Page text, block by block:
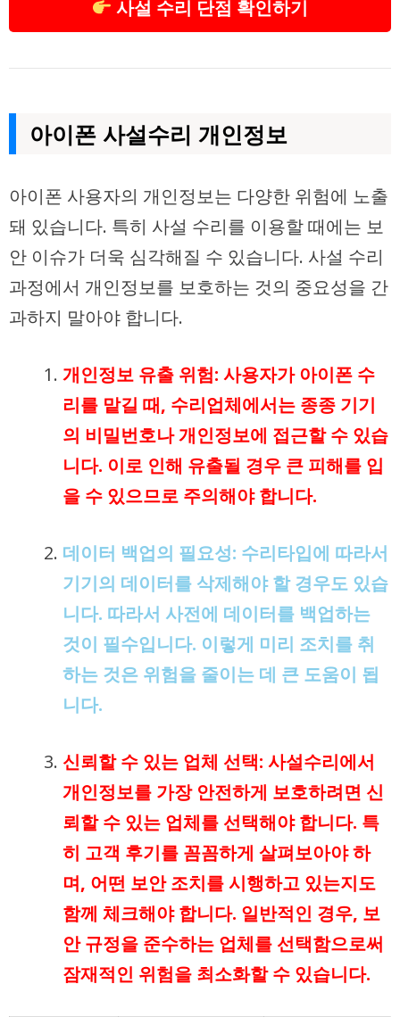
사설 수리 단점 확인하기
아이폰 사설수리 개인정보
아이폰 사용자의 개인정보는 다양한 위험에 노출
돼 있습니다. 특히 사설 수리를 이용할 때에는 보
안 이슈가 더욱 심각해질 수 있습니다. 사설 수리
과정에서 개인정보를 보호하는 것의 중요성을 간
과하지 말아야 합니다.
개인정보 유출 위험: 사용자가 아이폰 수
리를 맡길 때, 수리업체에서는 종종 기기
의 비밀번호나 개인정보에 접근할 수 있습
니다. 이로 인해 유출될 경우 큰 피해를 입
을 수 있으므로 주의해야 합니다.
데이터 백업의 필요성: 수리타입에 따라서
기기의 데이터를 삭제해야 할 경우도 있습
니다. 따라서 사전에 데이터를 백업하는
것이 필수입니다. 이렇게 미리 조치를 취
하는 것은 위험을 줄이는 데 큰 도움이 됩
니다.
신뢰할 수 있는 업체 선택: 사설수리에서
개인정보를 가장 안전하게 보호하려면 신
뢰할 수 있는 업체를 선택해야 합니다. 특
히 고객 후기를 꼼꼼하게 살펴보아야 하
며, 어떤 보안 조치를 시행하고 있는지도
함께 체크해야 합니다. 일반적인 경우, 보
안 규정을 준수하는 업체를 선택함으로써
잠재적인 위험을 최소화할 수 있습니다.